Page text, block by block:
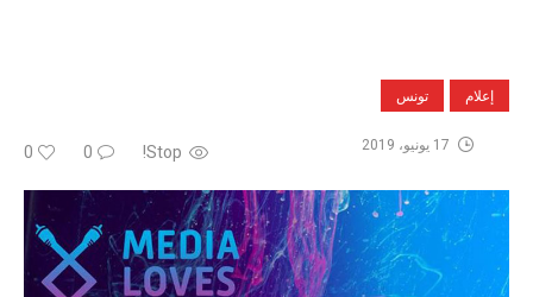
إعلام تونس
Stop!
0
0 17 يونيو، 2019